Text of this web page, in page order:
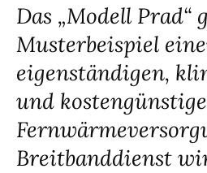
Das „Modell Prad“
Musterbeispiel
eigenständigen,
und
Breitbanddienst